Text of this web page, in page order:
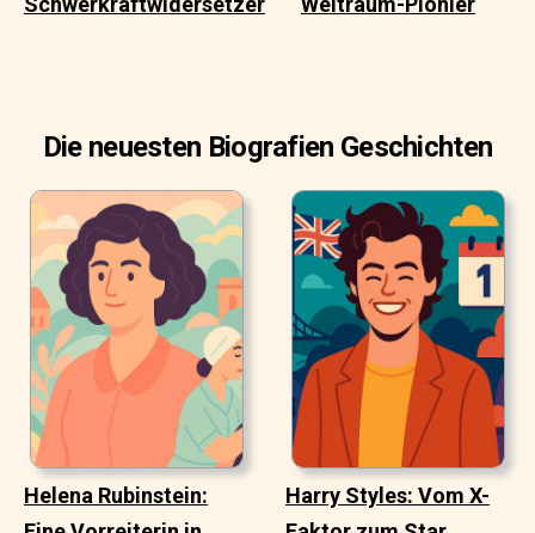
Die neuesten Biografien Geschichten
Helena Rubinstein:
Harry Styles: Vom X-